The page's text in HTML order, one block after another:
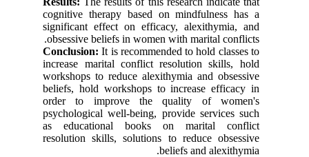
cognitive therapy based on mindfulness has a
significant effect on efficacy, alexithymia, and
obsessive beliefs in women with marital conflicts.
Conclusion:It is recommended to hold classes to
increase marital conflict resolution skills, hold
workshops to reduce alexithymia and obsessive
beliefs, hold workshops to increase efficacy in
order to improve the quality of women's
psychological well-being, provide services such
as educational books on marital conflict
resolution skills, solutions to reduce obsessive
beliefs and alexithymia.